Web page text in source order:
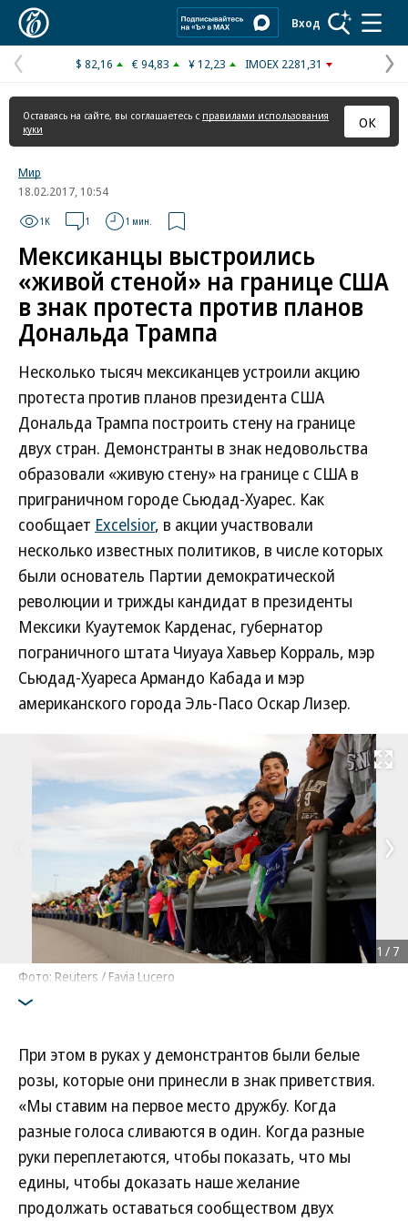
Вход
Предыдущая
страница
$ 82,16 € 94,83 ¥ 12,23 IMOEX 2281,31
Оставаясь на сайте, вы соглашаетесь с правилами использования
куки
ОК
Мир
18.02.2017, 10:54
1K 1 1 мин.
Мексиканцы выстроились
«живой стеной» на границе США
в знак протеста против планов
Дональда Трампа
Несколько тысяч мексиканцев устроили акцию
протеста против планов президента США
Дональда Трампа построить стену на границе
двух стран. Демонстранты в знак недовольства
образовали «живую стену» на границе с США в
приграничном городе Сьюдад-Хуарес. Как
сообщает Excelsior, в акции участвовали
несколько известных политиков, в числе которых
были основатель Партии демократической
революции и трижды кандидат в президенты
Мексики Куаутемок Карденас, губернатор
пограничного штата Чиуауа Хавьер Корраль, мэр
Сьюдад-Хуареса Армандо Кабада и мэр
американского города Эль-Пасо Оскар Лизер.
Развернуть
Фото: Reuters / Favia Lucero
1 / 7
При этом в руках у демонстрантов были белые
розы, которые они принесли в знак приветствия.
«Мы ставим на первое место дружбу. Когда
разные голоса сливаются в один. Когда разные
руки переплетаются, чтобы показать, что мы
едины, чтобы доказать наше желание
продолжать оставаться сообществом двух